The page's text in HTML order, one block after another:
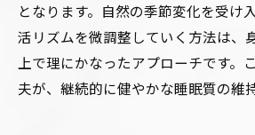
となります。自然の季節変化を受け
活リズムを微調整していく方法は、
上で理にかなったアプローチです。
夫が、継続的に健やかな睡眠質の維